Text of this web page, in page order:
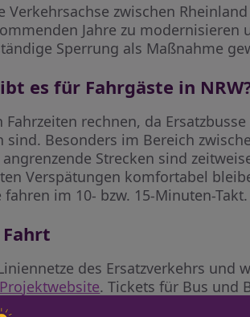
Verkehrsachse zwischen
Jahre zu modernisieren
Sperrung als Maßnahme
es für Fahrgäste in
rechnen, da
Besonders im Bereich
Strecken sind
Verspätungen komfortabel
im 10- bzw. 15-Minuten-Takt.
des Ersatzverkehrs und
. Tickets für Bus und
erhältlich – ein Ticketkauf im